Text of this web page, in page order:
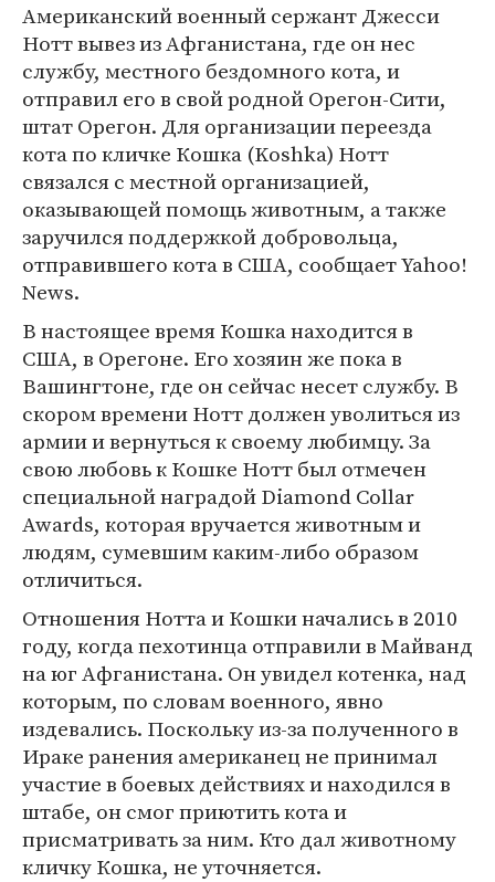
Американский военный сержант Джесси
Нотт вывез из Афганистана, где он нес
службу, местного бездомного кота, и
отправил его в свой родной Орегон-Сити,
штат Орегон. Для организации переезда
кота по кличке Кошка (Koshka) Нотт
связался с местной организацией,
оказывающей помощь животным, а также
заручился поддержкой добровольца,
отправившего кота в США, сообщает Yahoo!
News.
В настоящее время Кошка находится в
США, в Орегоне. Его хозяин же пока в
Вашингтоне, где он сейчас несет службу. В
скором времени Нотт должен уволиться из
армии и вернуться к своему любимцу. За
свою любовь к Кошке Нотт был отмечен
специальной наградой Diamond Collar
Awards, которая вручается животным и
людям, сумевшим каким-либо образом
отличиться.
Отношения Нотта и Кошки начались в 2010
году, когда пехотинца отправили в Майванд
на юг Афганистана. Он увидел котенка, над
которым, по словам военного, явно
издевались. Поскольку из-за полученного в
Ираке ранения американец не принимал
участие в боевых действиях и находился в
штабе, он смог приютить кота и
присматривать за ним. Кто дал животному
кличку Кошка, не уточняется.